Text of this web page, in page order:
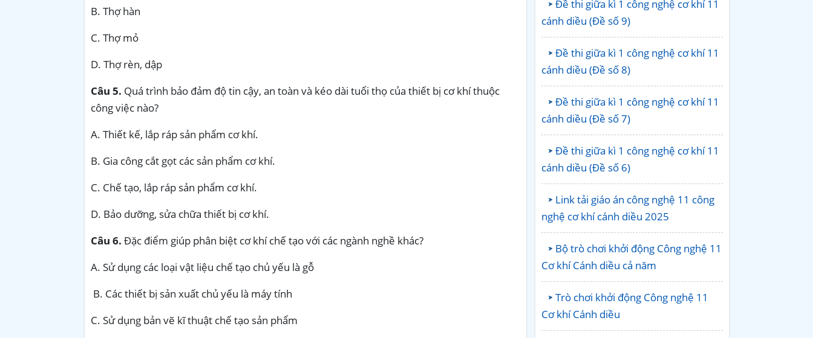
B. Thợ hàn
C. Thợ mỏ
D. Thợ rèn, dập
Câu 5. Quá trình bảo đảm độ tin cậy, an toàn và kéo dài tuổi thọ của thiết bị cơ khí thuộc
công việc nào?
A. Thiết kế, lắp ráp sản phẩm cơ khí.
B. Gia công cắt gọt các sản phẩm cơ khí.
C. Chế tạo, lắp ráp sản phẩm cơ khí.
D. Bảo dưỡng, sửa chữa thiết bị cơ khí.
Câu 6. Đặc điểm giúp phân biệt cơ khí chế tạo với các ngành nghề khác?
A. Sử dụng các loại vật liệu chế tạo chủ yếu là gỗ
B. Các thiết bị sản xuất chủ yếu là máy tính
C. Sử dụng bản vẽ kĩ thuật chế tạo sản phẩm
Đề thi giữa kì 1 công nghệ cơ khí 11
cánh diều (Đề số 9)
Đề thi giữa kì 1 công nghệ cơ khí 11
cánh diều (Đề số 8)
Đề thi giữa kì 1 công nghệ cơ khí 11
cánh diều (Đề số 7)
Đề thi giữa kì 1 công nghệ cơ khí 11
cánh diều (Đề số 6)
Link tải giáo án công nghệ 11 công
nghệ cơ khí cánh diều 2025
Bộ trò chơi khởi động Công nghệ 11
Cơ khí Cánh diều cả năm
Trò chơi khởi động Công nghệ 11
Cơ khí Cánh diều